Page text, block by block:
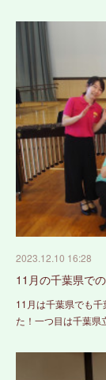
2023.12.10 16:28
11月の千葉県で
11月は千葉県でも
た！一つ目は千葉